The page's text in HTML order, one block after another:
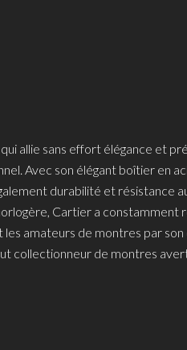
allie sans effort élégance et
Avec son élégant boîtier en
durabilité et
Cartier a
amateurs de montres par
collectionneur de montres